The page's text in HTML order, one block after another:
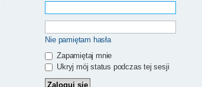
Nie pamiętam hasła
Zapamiętaj mnie
Ukryj mój status podczas tej sesji